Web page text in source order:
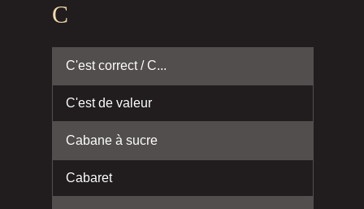
C
C'est correct / C...
C'est de valeur
Cabane à sucre
Cabaret